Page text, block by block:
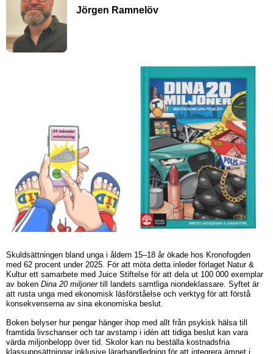
Jörgen Ramnelöv
Skuldsättningen bland unga i åldern 15–18 år ökade hos Kronofogden
med 62 procent under 2025. För att möta detta inleder förlaget Natur &
Kultur ett samarbete med Juice Stiftelse för att dela ut 100 000 exemplar
av boken Dina 20 miljonertill landets samtliga niondeklassare. Syftet är
att rusta unga med ekonomisk läsförståelse och verktyg för att förstå
konsekvenserna av sina ekonomiska beslut.
Boken belyser hur pengar hänger ihop med allt från psykisk hälsa till
framtida livschanser och tar avstamp i idén att tidiga beslut kan vara
värda miljonbelopp över tid. Skolor kan nu beställa kostnadsfria
klassuppsättningar inklusive lärarhandledning för att integrera ämnet i